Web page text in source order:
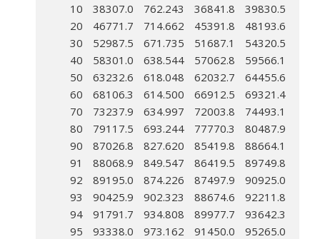
10
38307.0 762.243 36841.8
39830.5
20
46771.7 714.662 45391.8
48193.6
30
52987.5 671.735 51687.1
54320.5
40
58301.0 638.544 57062.8
59566.1
50
63232.6 618.048 62032.7
64455.6
60
68106.3 614.500 66912.5
69321.4
70
73237.9 634.997 72003.8
74493.1
80
79117.5 693.244 77770.3
80487.9
90
87026.8 827.620 85419.8
88664.1
91
88068.9 849.547 86419.5
89749.8
92
89195.0 874.226 87497.9
90925.0
93
90425.9 902.323 88674.6
92211.8
94
91791.7 934.808 89977.7
93642.3
95
93338.0 973.162 91450.0
95265.0